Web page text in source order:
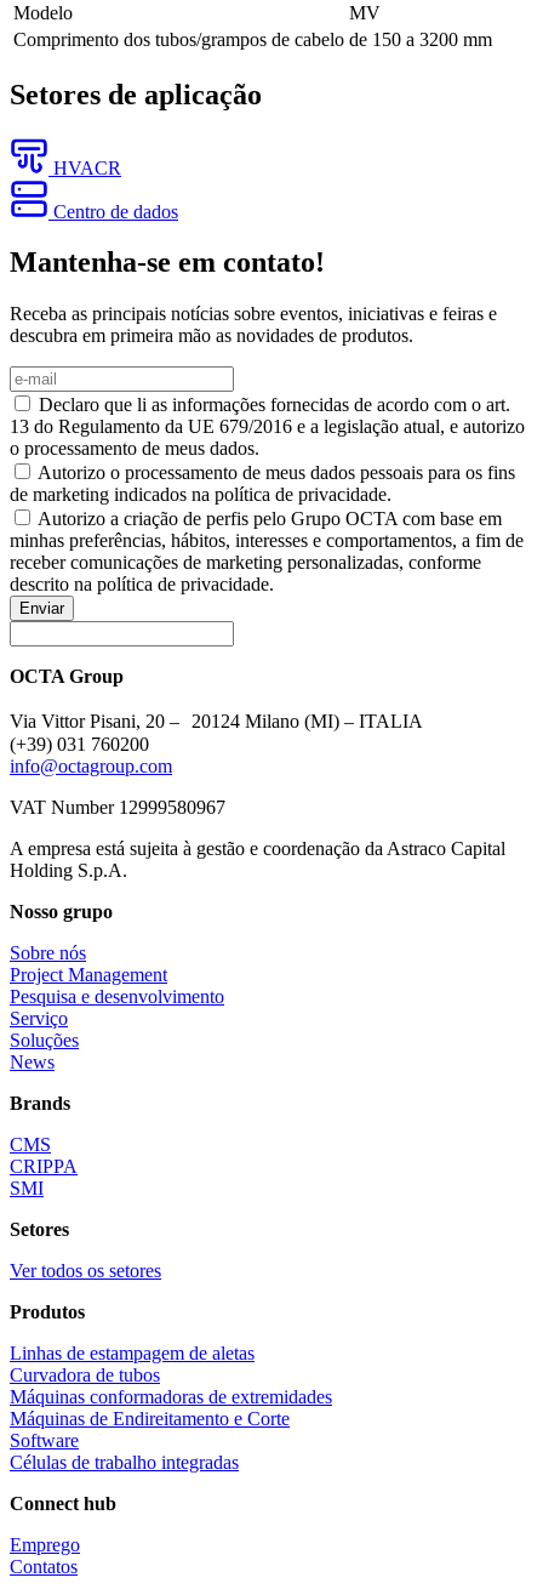
Modelo
MV
Comprimento dos tubos/grampos de cabelo de 150 a 3200 mm
Setores de aplicação
HVACR
Centro de dados
Mantenha-se em contato!
Receba as principais notícias sobre eventos, iniciativas e feiras e
descubra em primeira mão as novidades de produtos.
Declaro que li as informações fornecidas de acordo com o art.
13 do Regulamento da UE 679/2016 e a legislação atual, e autorizo
o processamento de meus dados.
Autorizo o processamento de meus dados pessoais para os fins
de marketing indicados na política de privacidade.
Autorizo a criação de perfis pelo Grupo OCTA com base em
minhas preferências, hábitos, interesses e comportamentos, a fim de
receber comunicações de marketing personalizadas, conforme
descrito na política de privacidade.
Enviar
OCTA Group
Via Vittor Pisani, 20 – 20124 Milano (MI) – ITALIA
(+39) 031 760200
info@octagroup.com
VAT Number 12999580967
A empresa está sujeita à gestão e coordenação da Astraco Capital
Holding S.p.A.
Nosso grupo
Sobre nós
Project Management
Pesquisa e desenvolvimento
Serviço
Soluções
News
Brands
CMS
CRIPPA
SMI
Setores
Ver todos os setores
Produtos
Linhas de estampagem de aletas
Curvadora de tubos
Máquinas conformadoras de extremidades
Máquinas de Endireitamento e Corte
Software
Células de trabalho integradas
Connect hub
Emprego
Contatos